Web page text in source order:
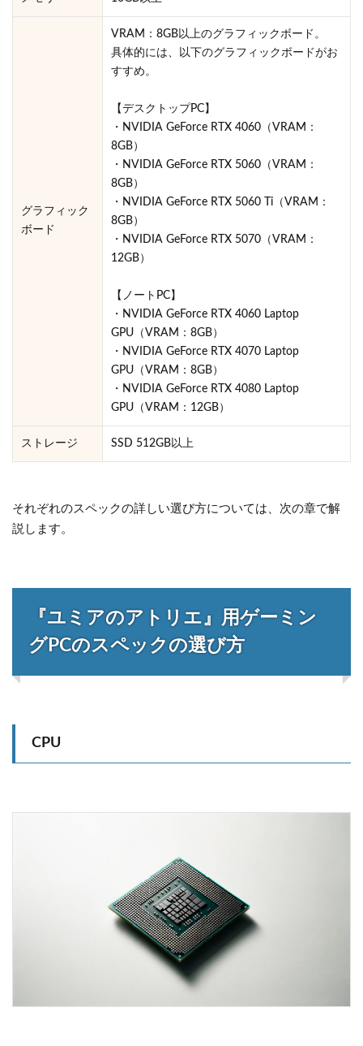
グラフィック
ボード
VRAM：8GB以上のグラフィックボード。
具体的には、以下のグラフィックボードがお
すすめ。
【デスクトップPC】
・NVIDIA GeForce RTX 4060（VRAM：
8GB）
・NVIDIA GeForce RTX 5060（VRAM：
8GB）
・NVIDIA GeForce RTX 5060 Ti（VRAM：
8GB）
・NVIDIA GeForce RTX 5070（VRAM：
12GB）
【ノートPC】
・NVIDIA GeForce RTX 4060 Laptop
GPU（VRAM：8GB）
・NVIDIA GeForce RTX 4070 Laptop
GPU（VRAM：8GB）
・NVIDIA GeForce RTX 4080 Laptop
GPU（VRAM：12GB）
ストレージ SSD 512GB以上
それぞれのスペックの詳しい選び方については、次の章で解
説します。
『ユミアのアトリエ』用ゲーミン
グPCのスペックの選び方
CPU